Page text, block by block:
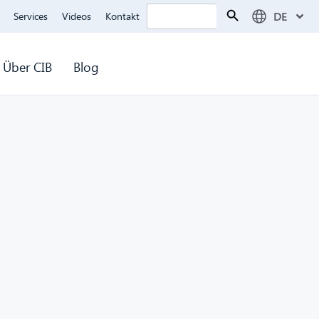
Services Videos Kontakt Search DE
Über CIB Blog